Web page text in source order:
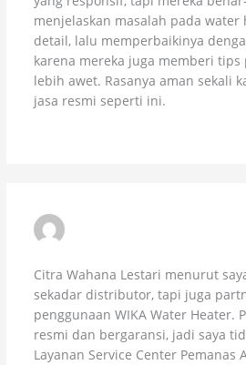
menjelaskan masalah pada water
detail, lalu memperbaikinya
karena mereka juga memberi
lebih awet. Rasanya aman sekali
jasa resmi seperti ini.
Citra Wahana Lestari menurut
sekadar distributor, tapi juga
penggunaan WIKA Water Heater.
resmi dan bergaransi, jadi saya
Layanan Service Center Pemanas